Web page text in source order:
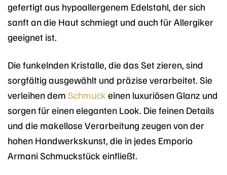
gefertigt aus hypoallergenem Edelstahl, der sich
sanft an die Haut schmiegt und auch für Allergiker
geeignet ist.
Die funkelnden Kristalle, die das Set zieren, sind
sorgfältig ausgewählt und präzise verarbeitet. Sie
verleihen dem Schmuck einen luxuriösen Glanz und
sorgen für einen eleganten Look. Die feinen Details
und die makellose Verarbeitung zeugen von der
hohen Handwerkskunst, die in jedes Emporio
Armani Schmuckstück einfließt.